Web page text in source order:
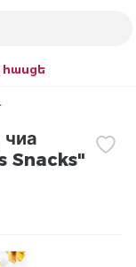
հասցե
Snacks"